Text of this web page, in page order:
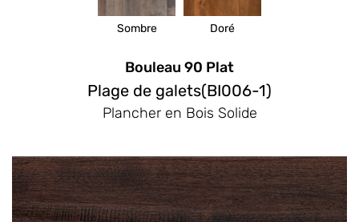
Sombre Doré
Bouleau 90 Plat
Plage de galets(BI006-1)
Plancher en Bois Solide